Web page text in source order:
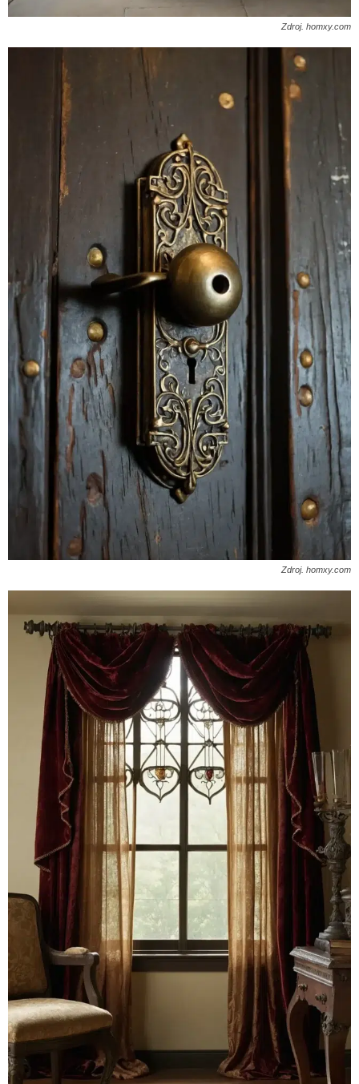
Zdroj. homxy.com
Zdroj. homxy.com